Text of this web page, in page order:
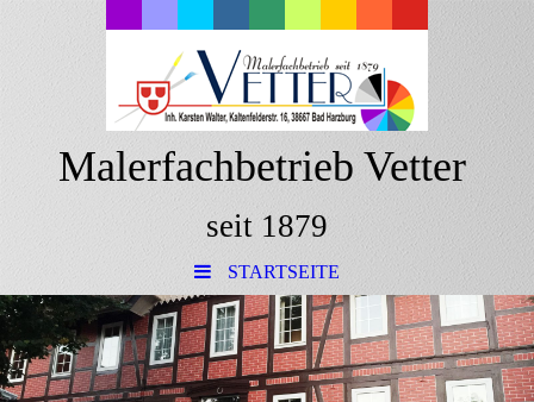
Malerfachbetrieb Vetter
seit 1879
STARTSEITE